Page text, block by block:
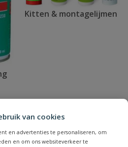
van cookies
en advertenties te personaliseren, om
en om ons websiteverkeer te
Kitten & montagelijmen